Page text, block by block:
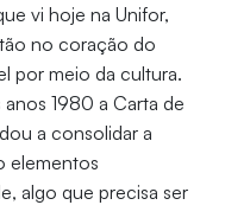
vi hoje na Unifor,
no coração do
por meio da cultura.
1980 a Carta de
a consolidar a
elementos
algo que precisa ser